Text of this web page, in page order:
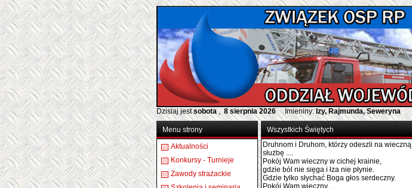
Dzisiaj jestsobota , 8 sierpnia 2026 Imieniny:Izy, Rajmunda, Seweryna
Menu strony
Aktualności
Konkursy - Turnieje
Zawody strażackie
Wszystkich Świętych
Druhnom i Druhom, którzy odeszli na wieczną
służbę ....
Pokój Wam wieczny w cichej krainie,
gdzie ból nie sięga i łza nie płynie.
Gdzie tylko słychać Boga głos serdeczny.
Pokój Wam wieczny .....